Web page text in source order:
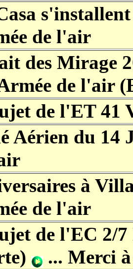
de l'air
des Mirage
de l'air
de l'ET 41
Aérien du 14
à
de l'air
de l'EC 2/7
... Merci